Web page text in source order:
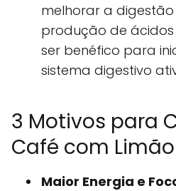
melhorar a
produção de ácidos
ser benéfico para
sistema digestivo
3 Motivos para
Café com
Maior Energia e